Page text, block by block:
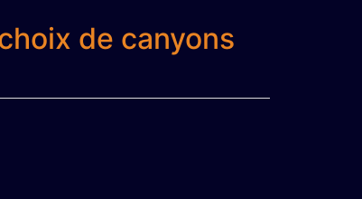
de canyons